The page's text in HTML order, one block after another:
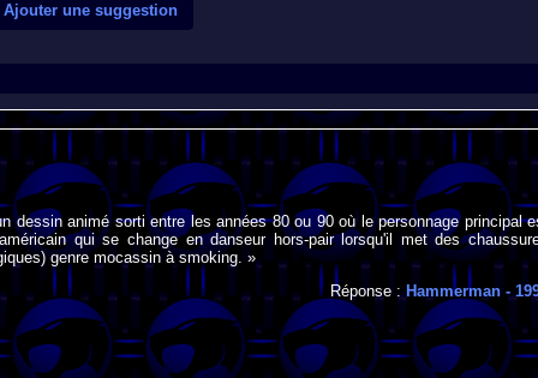
une suggestion
dessin animé sorti entre les années 80 ou 90 où le personnage principal
qui se change en danseur hors-pair lorsqu'il met des
genre mocassin à smoking. »
Réponse :Hammerman -